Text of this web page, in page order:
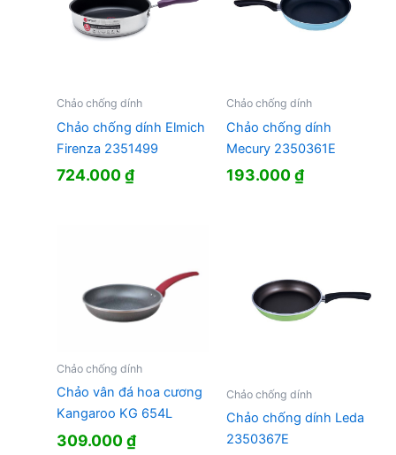
Chảo chống dính
Chảo chống dính Elmich
Firenza 2351499
724.000₫
Chảo chống dính
Chảo chống dính
Mecury 2350361E
193.000₫
Chảo chống dính
Chảo vân đá hoa cương
Kangaroo KG 654L
309.000₫
Chảo chống dính
Chảo chống dính Leda
2350367E